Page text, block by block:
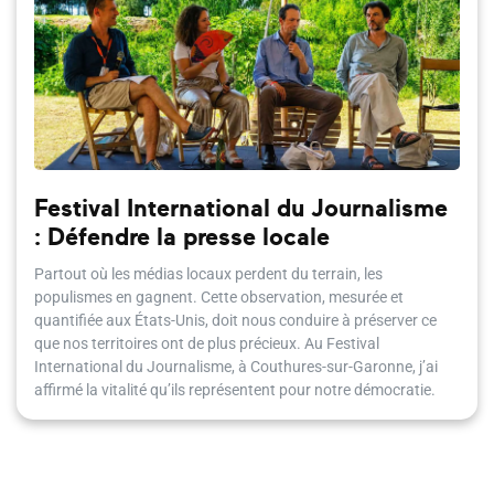
Festival International du Journalisme
: Défendre la presse locale
Partout où les médias locaux perdent du terrain, les
populismes en gagnent. Cette observation, mesurée et
quantifiée aux États-Unis, doit nous conduire à préserver ce
que nos territoires ont de plus précieux. Au Festival
International du Journalisme, à Couthures-sur-Garonne, j’ai
affirmé la vitalité qu’ils représentent pour notre démocratie.